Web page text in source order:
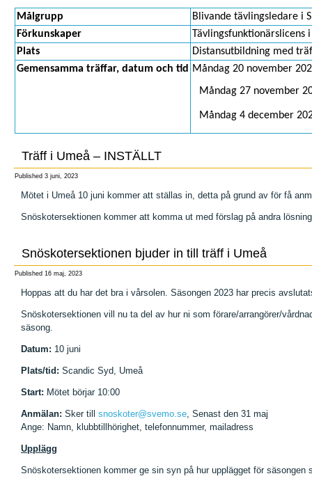
Målgrupp
Blivande tävlingsledare i
Förkunskaper
Tävlingsfunktionärslicens i
Plats
Distansutbildning med
Gemensamma träffar, datum och tid
Måndag 20 november
Måndag 27 november
Måndag 4 december
Träff i Umeå – INSTÄLLT
Published 3 juni, 2023
Mötet i Umeå 10 juni kommer att ställas in, detta på grund av för få
Snöskotersektionen kommer att komma ut med förslag på andra
Snöskotersektionen bjuder in till träff i Umeå
Published 16 maj, 2023
Hoppas att du har det bra i vårsolen. Säsongen 2023 har precis
Snöskotersektionen vill nu ta del av hur ni som förare/arrangörer/
säsong.
Datum: 10 juni
Plats/tid: Scandic Syd, Umeå
Start: Mötet börjar 10:00
Anmälan: Sker till snoskoter@svemo.se, Senast den 31 maj
Ange: Namn, klubbtillhörighet, telefonnummer, mailadress
Upplägg
Snöskotersektionen kommer ge sin syn på hur upplägget för